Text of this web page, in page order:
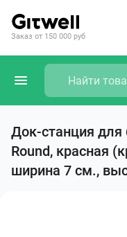
Заказ от 150 000 руб
Док-станция для
Round, красная
ширина 7 см.,